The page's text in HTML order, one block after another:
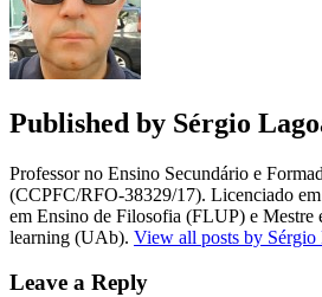
Published by Sérgio
Professor no Ensino Secundário e
(CCPFC/RFO-38329/17). Licenciado
em Ensino de Filosofia (FLUP) e Mestre
learning (UAb). View all posts by Sérgio
Leave a Reply